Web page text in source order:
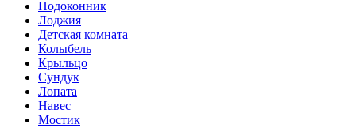
Подоконник
Лоджия
Детская комната
Колыбель
Крыльцо
Сундук
Лопата
Навес
Мостик